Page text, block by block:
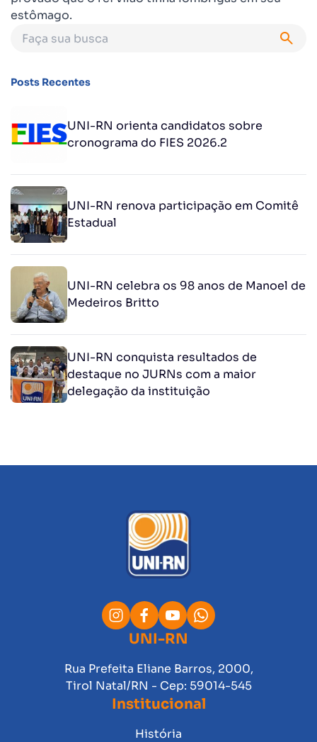
estômago.
Posts Recentes
UNI-RN orienta candidatos sobre
cronograma do FIES 2026.2
UNI-RN renova participação em Comitê
Estadual
UNI-RN celebra os 98 anos de Manoel de
Medeiros Britto
UNI-RN conquista resultados de
destaque no JURNs com a maior
delegação da instituição
UNI-RN
Rua Prefeita Eliane Barros, 2000,
Tirol Natal/RN - Cep: 59014-545
Institucional
História